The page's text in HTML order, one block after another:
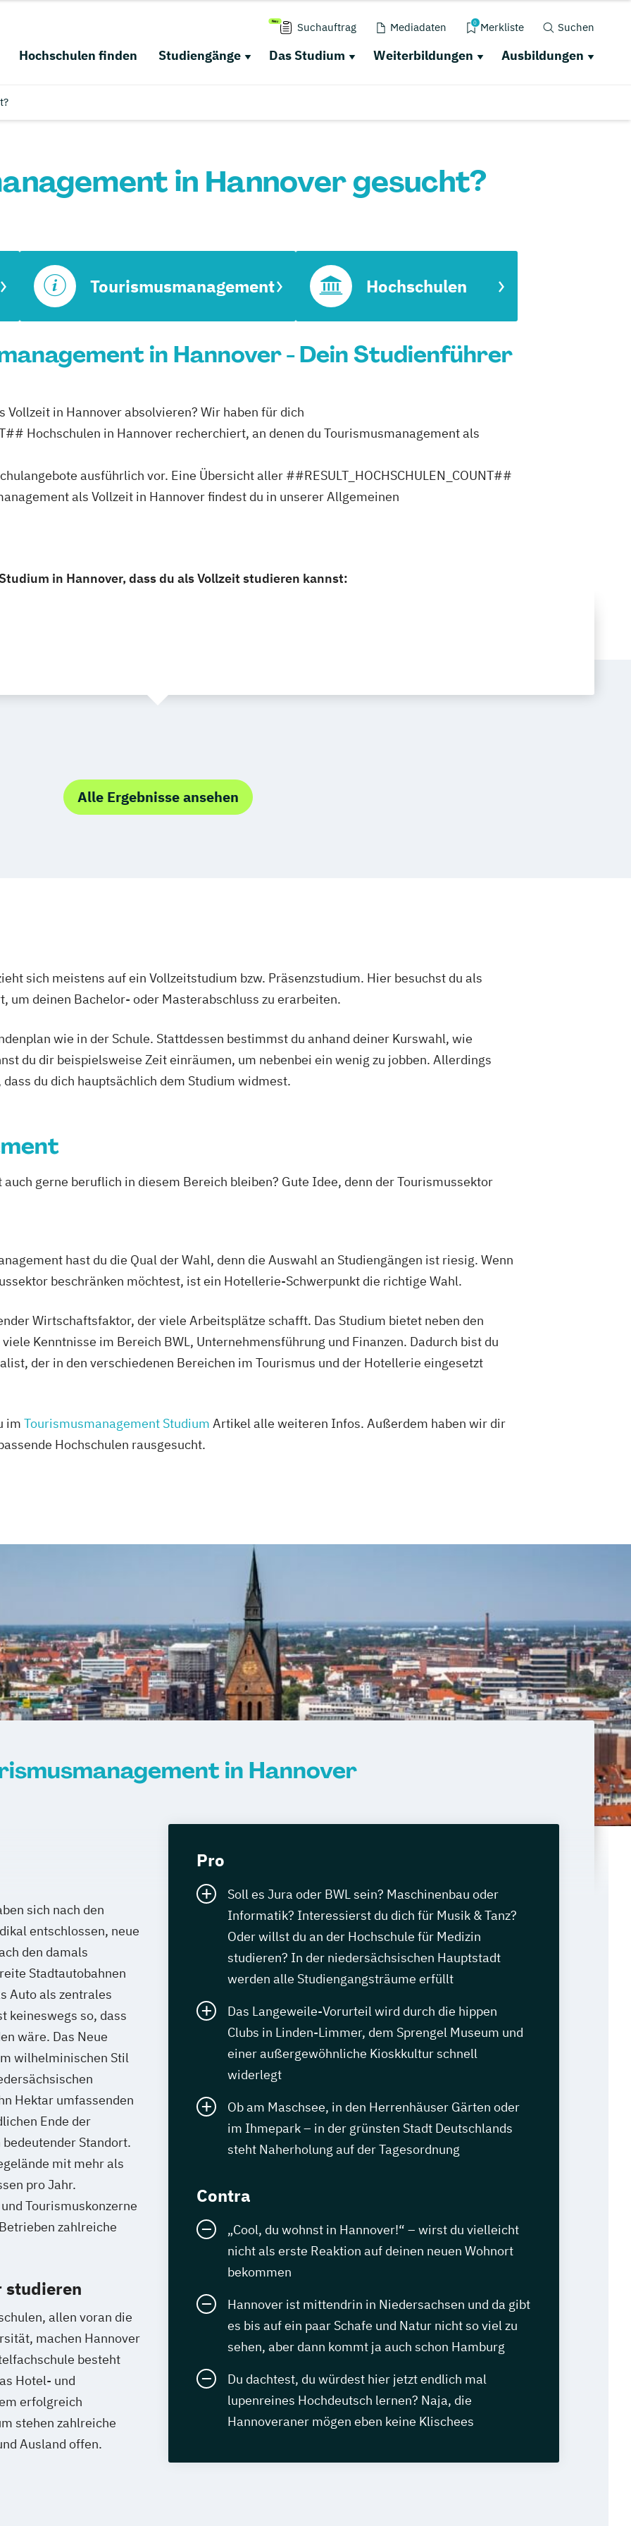
Suchauftrag Mediadaten 0 Merkliste Suchen
Hochschulen finden Studiengänge Das Studium Weiterbildungen Ausbildungen
in Hannover gesucht?
Tourismusmanagement Hochschulen
in Hannover - Dein Studienführer
in Hannover absolvieren? Wir haben für dich
Hochschulen in Hannover recherchiert, an denen du Tourismusmanagement als
ausführlich vor. Eine Übersicht aller ##RESULT_HOCHSCHULEN_COUNT##
als Vollzeit in Hannover findest du in unserer Allgemeinen
in Hannover, dass du als Vollzeit studieren kannst:
Alle Ergebnisse ansehen
sich meistens auf ein Vollzeitstudium bzw. Präsenzstudium. Hier besuchst du als
um deinen Bachelor- oder Masterabschluss zu erarbeiten.
wie in der Schule. Stattdessen bestimmst du anhand deiner Kurswahl, wie
du dir beispielsweise Zeit einräumen, um nebenbei ein wenig zu jobben. Allerdings
du dich hauptsächlich dem Studium widmest.
gerne beruflich in diesem Bereich bleiben? Gute Idee, denn der Tourismussektor
hast du die Qual der Wahl, denn die Auswahl an Studiengängen ist riesig. Wenn
beschränken möchtest, ist ein Hotellerie-Schwerpunkt die richtige Wahl.
Wirtschaftsfaktor, der viele Arbeitsplätze schafft. Das Studium bietet neben den
Kenntnisse im Bereich BWL, Unternehmensführung und Finanzen. Dadurch bist du
der in den verschiedenen Bereichen im Tourismus und der Hotellerie eingesetzt
im Tourismusmanagement Studium Artikel alle weiteren Infos. Außerdem haben wir dir
Hochschulen rausgesucht.
in Hannover
sich nach den
entschlossen, neue
den damals
Stadtautobahnen
Auto als zentrales
keineswegs so, dass
wäre. Das Neue
wilhelminischen Stil
Hektar umfassenden
Ende der
Standort.
mit mehr als
pro Jahr.
Tourismuskonzerne
zahlreiche
studieren
allen voran die
machen Hannover
besteht
Hotel- und
erfolgreich
stehen zahlreiche
Ausland offen.
Pro
Soll es Jura oder BWL sein? Maschinenbau oder
Informatik? Interessierst du dich für Musik & Tanz?
Oder willst du an der Hochschule für Medizin
studieren? In der niedersächsischen Hauptstadt
werden alle Studiengangsträume erfüllt
Das Langeweile-Vorurteil wird durch die hippen
Clubs in Linden-Limmer, dem Sprengel Museum und
einer außergewöhnliche Kioskkultur schnell
widerlegt
Ob am Maschsee, in den Herrenhäuser Gärten oder
im Ihmepark – in der grünsten Stadt Deutschlands
steht Naherholung auf der Tagesordnung
Contra
„Cool, du wohnst in Hannover!“ – wirst du vielleicht
nicht als erste Reaktion auf deinen neuen Wohnort
bekommen
Hannover ist mittendrin in Niedersachsen und da gibt
es bis auf ein paar Schafe und Natur nicht so viel zu
sehen, aber dann kommt ja auch schon Hamburg
Du dachtest, du würdest hier jetzt endlich mal
lupenreines Hochdeutsch lernen? Naja, die
Hannoveraner mögen eben keine Klischees